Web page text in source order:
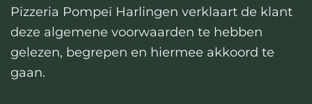
Pizzeria Pompeï Harlingen verklaart de klant
deze algemene voorwaarden te hebben
gelezen, begrepen en hiermee akkoord te
gaan.